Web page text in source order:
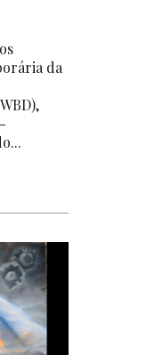
da